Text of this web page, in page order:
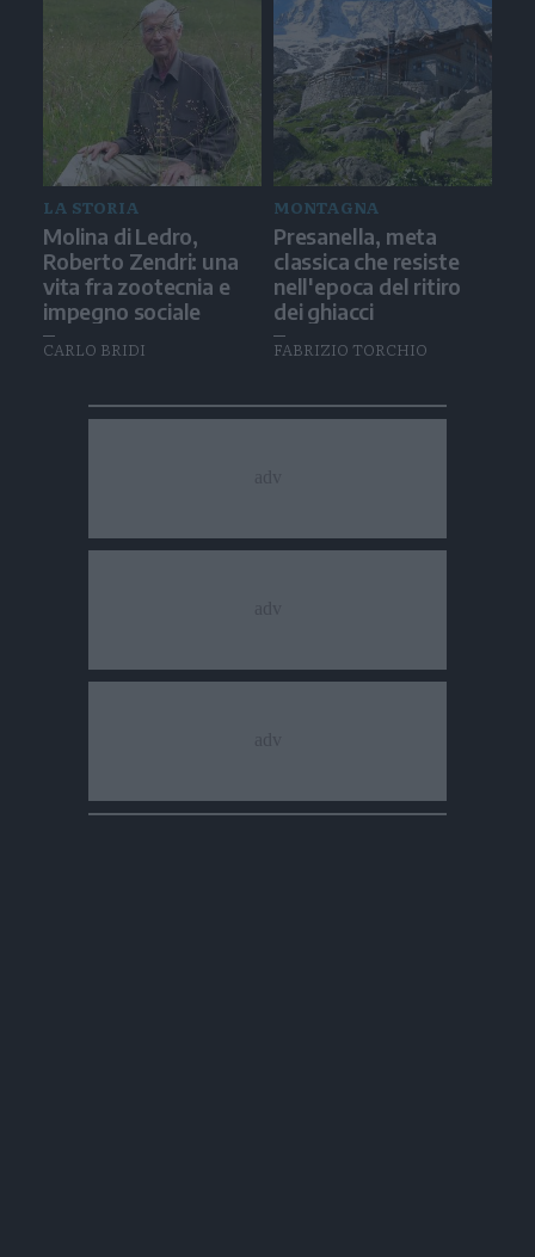
LA STORIA
Molina di Ledro,
Roberto Zendri: una
vita fra zootecnia e
impegno sociale
CARLO BRIDI
MONTAGNA
Presanella, meta
classica che resiste
nell'epoca del ritiro
dei ghiacci
FABRIZIO TORCHIO